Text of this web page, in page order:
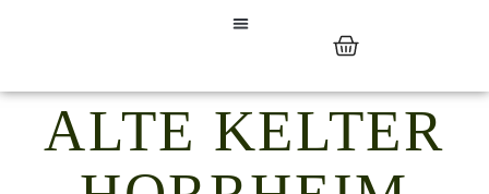
ALTE KELTER